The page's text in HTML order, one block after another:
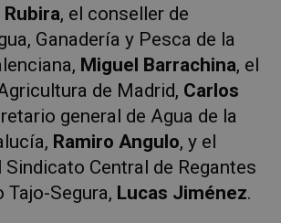
Rubira, el conseller de
Ganadería y Pesca de la
Miguel Barrachina, el
de Madrid, Carlos
general de Agua de la
Ramiro Angulo, y el
Central de Regantes
Tajo-Segura, Lucas Jiménez.